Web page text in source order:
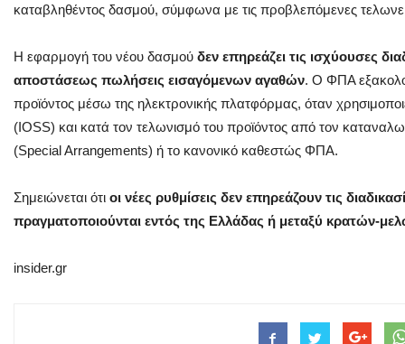
καταβληθέντος δασμού, σύμφωνα με τις προβλεπόμενες
Η εφαρμογή του νέου δασμού δεν επηρεάζει τις ισχύουσες
αποστάσεως πωλήσεις εισαγόμενων αγαθών. Ο ΦΠΑ
προϊόντος μέσω της ηλεκτρονικής πλατφόρμας, όταν
(IOSS) και κατά τον τελωνισμό του προϊόντος από τον
(Special Arrangements) ή το κανονικό καθεστώς ΦΠΑ.
Σημειώνεται ότι οι νέες ρυθμίσεις δεν επηρεάζουν τις
πραγματοποιούνται εντός της Ελλάδας ή μεταξύ κρατών-
insider.gr